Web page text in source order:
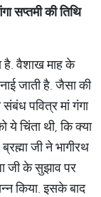
सप्तमीकीतिथि
है. वैशाख माह के
जाती है. जैसा की
पवित्र मां गंगा
चिंता थी, कि क्या
जी ने भागीरथ
जी के सुझाव पर
किया. इसके बाद